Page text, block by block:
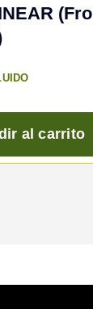
al carrito